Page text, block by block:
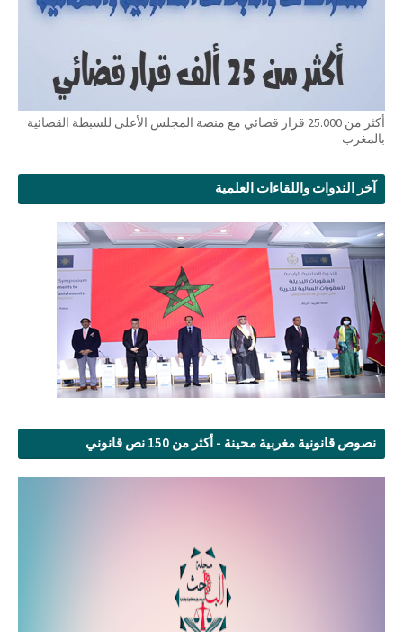
أكثر من 25.000 قرار قضائي مع منصة المجلس الأعلى للسبطة القضائية
بالمغرب
آخر الندوات واللقاءات العلمية
نصوص قانونية مغربية محينة - أكثر من 150 نص قانوني